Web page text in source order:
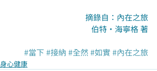
摘錄自：內在之旅
伯特‧海寧格 著
#當下 #接納 #全然#如實#內在之旅
身心健康